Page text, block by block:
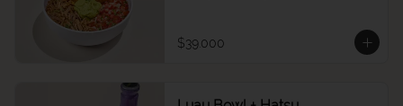
$39.000